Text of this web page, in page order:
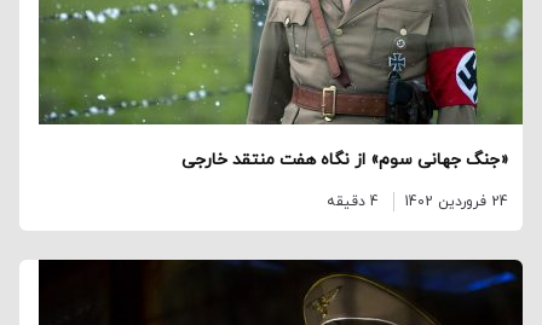
«جنگ جهانی سوم» از نگاه هفت منتقد خارجی
24 فروردین 1402 4 دقیقه